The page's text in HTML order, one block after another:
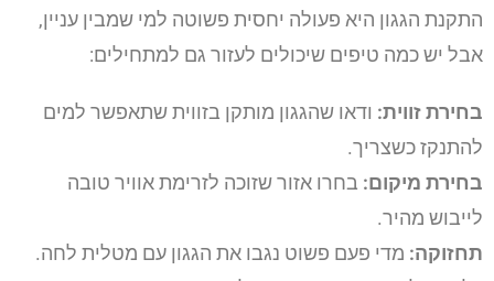
התקנת הגגון היא פעולה יחסית פשוטה למי שמבין עניין,
אבל יש כמה טיפים שיכולים לעזור גם למתחילים:
בחירת זווית: ודאו שהגגון מותקן בזווית שתאפשר למים
להתנקז כשצריך.
בחירת מיקום: בחרו אזור שזוכה לזרימת אוויר טובה
לייבוש מהיר.
תחזוקה: מדי פעם פשוט נגבו את הגגון עם מטלית לחה.